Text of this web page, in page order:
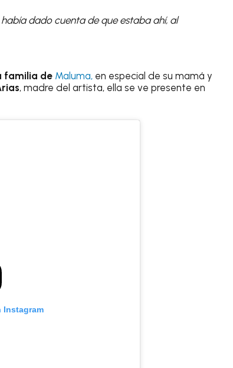
dado cuenta de que estaba ahí, al
familia de Maluma, en especial de su mamá y
, madre del artista, ella se ve presente en
Instagram